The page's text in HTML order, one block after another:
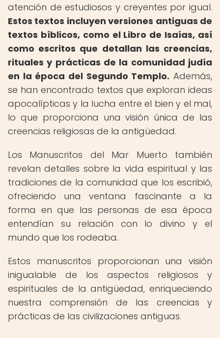
atención de estudiosos y creyentes por igual.
Estos textos incluyen versiones antiguas de
textos bíblicos, como el Libro de Isaías, así
como escritos que detallan las creencias,
rituales y prácticas de la comunidad judía
en la época del Segundo Templo. Además,
se han encontrado textos que exploran ideas
apocalípticas y la lucha entre el bien y el mal,
lo que proporciona una visión única de las
creencias religiosas de la antigüedad.
Los Manuscritos del Mar Muerto también
revelan detalles sobre la vida espiritual y las
tradiciones de la comunidad que los escribió,
ofreciendo una ventana fascinante a la
forma en que las personas de esa época
entendían su relación con lo divino y el
mundo que los rodeaba.
Estos manuscritos proporcionan una visión
inigualable de los aspectos religiosos y
espirituales de la antigüedad, enriqueciendo
nuestra comprensión de las creencias y
prácticas de las civilizaciones antiguas.